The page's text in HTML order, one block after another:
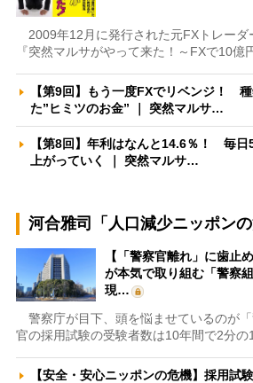
2009年12月に発行された元FXトレーダ
『突然マルサがやって来た！～FXで10億
【第9回】もう一度FXでリベンジ！
た”ヒミツのお金” ｜ 突然マルサ…
【第8回】年利はなんと14.6％！ 毎日
上がっていく ｜ 突然マルサ…
河合雅司「人口減少ニッポンの
【「警察官離れ」に歯止
が本気で取り組む「警察
現…
警察庁が目下、頭を悩ませているのが
官の採用試験の受験者数は10年間で2分の
【安全・安心ニッポンの危機】採用試